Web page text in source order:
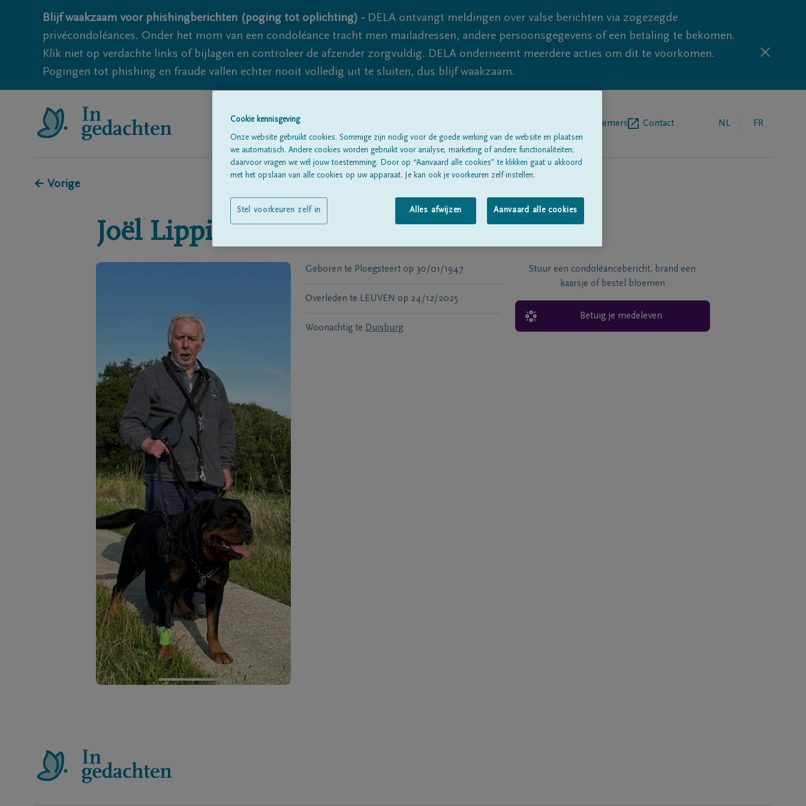
Blijf waakzaam voor phishingberichten (poging tot oplichting) - DELA ontvangt meldingen over valse berichten via zogezegde
privécondoléances. Onder het mom van een condoléance tracht men mailadressen, andere persoonsgegevens of een betaling te bekomen.
Klik niet op verdachte links of bijlagen en controleer de afzender zorgvuldig. DELA onderneemt meerdere acties om dit te voorkomen.
Pogingen tot phishing en fraude vallen echter nooit volledig uit te sluiten, dus blijf waakzaam.
Begrafenisondernemers Contact NL FR
← Vorige
Joël Lippinois
Geboren te Ploegsteert op 30/01/1947
Overleden te LEUVEN op 24/12/2025
Woonachtig te Duisburg
Stuur een condoléancebericht, brand een
kaarsje of bestel bloemen
Betuig je medeleven
Cookie kennisgeving
Onze website gebruikt cookies. Sommige zijn nodig voor de goede werking van de website en plaatsen
we automatisch. Andere cookies worden gebruikt voor analyse, marketing of andere functionaliteiten;
daarvoor vragen we wél jouw toestemming. Door op “Aanvaard alle cookies” te klikken gaat u akkoord
met het opslaan van alle cookies op uw apparaat. Je kan ook je voorkeuren zelf instellen.
Alles afwijzen Aanvaard alle cookies
Stel voorkeuren zelf in